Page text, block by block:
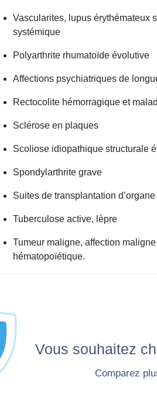
Vascularites, lupus érythémateux
systémique
Polyarthrite rhumatoïde évolutive
Affections psychiatriques de
Rectocolite hémorragique et
Sclérose en plaques
Scoliose idiopathique structurale
Spondylarthrite grave
Suites de transplantation d’organe
Tuberculose active, lèpre
Tumeur maligne, affection
hématopoïétique.
Vous souhaitez
Comparez